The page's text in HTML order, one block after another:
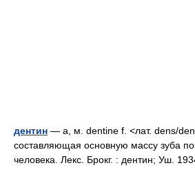
дентин — а, м. dentine f. <лат. dens/
составляющая основную массу зуба
человека. Лекс. Брокг. : дентин; Уш.